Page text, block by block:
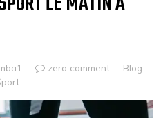
zero comment
Blog